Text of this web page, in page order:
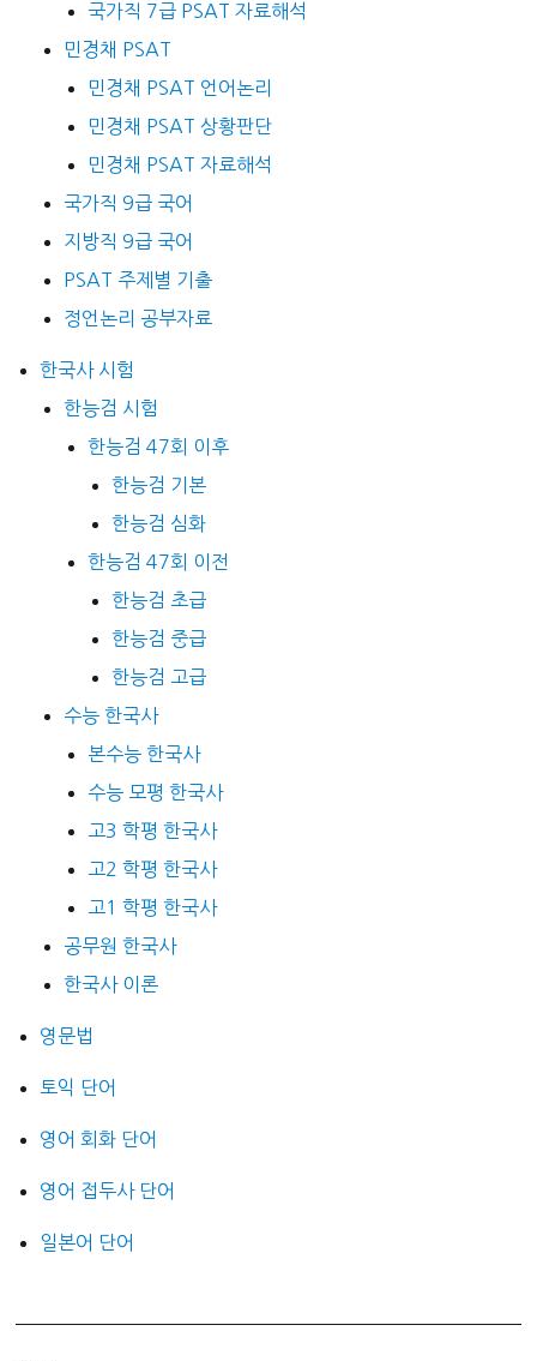
국가직 7급 PSAT 자료해석
민경채 PSAT
민경채 PSAT 언어논리
민경채 PSAT 상황판단
민경채 PSAT 자료해석
국가직 9급 국어
지방직 9급 국어
PSAT 주제별 기출
정언논리 공부자료
한국사 시험
한능검 시험
한능검 47회 이후
한능검 기본
한능검 심화
한능검 47회 이전
한능검 초급
한능검 중급
한능검 고급
수능 한국사
본수능 한국사
수능 모평 한국사
고3 학평 한국사
고2 학평 한국사
고1 학평 한국사
공무원 한국사
한국사 이론
영문법
토익 단어
영어 회화 단어
영어 접두사 단어
일본어 단어